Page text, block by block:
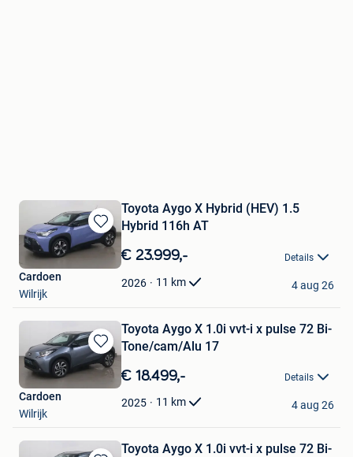
Bewaren
in
Favorieten
Toyota Aygo X Hybrid (HEV) 1.5
Hybrid 116h AT
€ 23.999,- Details
2026 11 km
Cardoen
Wilrijk
4 aug 26
Bewaren
in
Favorieten
Toyota Aygo X 1.0i vvt-i x pulse 72 Bi-
Tone/cam/Alu 17
€ 18.499,- Details
2025 11 km
Cardoen
Wilrijk
4 aug 26
Toyota Aygo X 1.0i vvt-i x pulse 72 Bi-